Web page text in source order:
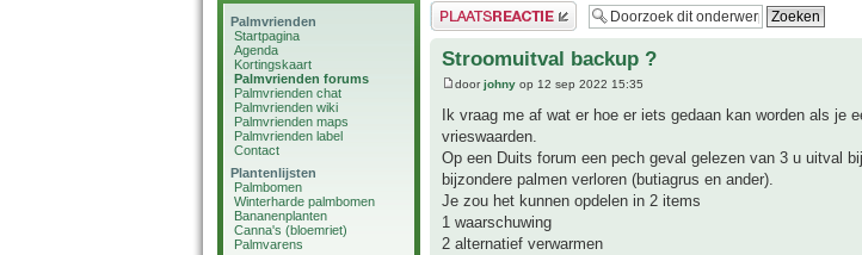
Palmvrienden
Startpagina
Agenda
Kortingskaart
Palmvrienden forums
Palmvrienden chat
Palmvrienden wiki
Palmvrienden maps
Palmvrienden label
Contact
Plantenlijsten
Palmbomen
Winterharde palmbomen
Bananenplanten
Canna's (bloemriet)
Palmvarens
Plaats een reactie
Stroomuitval backup ?
doorjohny op 12 sep 2022 15:35
Ik vraag me af wat er hoe er iets gedaan kan worden als je
vrieswaarden.
Op een Duits forum een pech geval gelezen van 3 u uitval
bijzondere palmen verloren (butiagrus en ander).
Je zou het kunnen opdelen in 2 items
1 waarschuwing
2 alternatief verwarmen